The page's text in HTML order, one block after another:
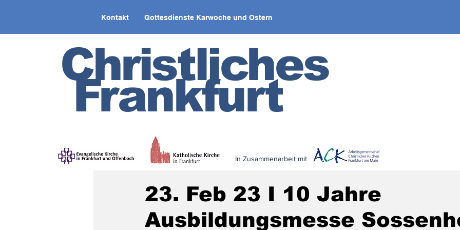
Kontakt Gottesdienste Karwoche und Ostern
Christliches
Frankfurt
In Zusammenarbeit mit< zurück
23. Feb 23 I 10 Jahre
Ausbildungsmesse